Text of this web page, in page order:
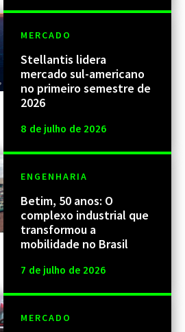
MERCADO
Stellantis lidera
mercado sul-americano
no primeiro semestre de
2026
8 de julho de 2026
ENGENHARIA
Betim, 50 anos: O
complexo industrial que
transformou a
mobilidade no Brasil
7 de julho de 2026
MERCADO